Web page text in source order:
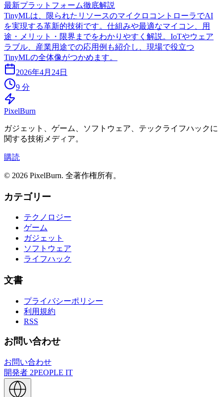
最新プラットフォーム徹底解説
TinyMLは、限られたリソースのマイクロコントローラでAI
を実現する革新的技術です。仕組みや最適なマイコン、用
途・メリット・限界までをわかりやすく解説。IoTやウェア
ラブル、産業用途での応用例も紹介し、現場で役立つ
TinyMLの全体像がつかめます。
2026年4月24日
9 分
PixelBurn
ガジェット、ゲーム、ソフトウェア、テックライフハックに
関する技術メディア。
購読
© 2026 PixelBurn. 全著作権所有。
カテゴリー
テクノロジー
ゲーム
ガジェット
ソフトウェア
ライフハック
文書
プライバシーポリシー
利用規約
RSS
お問い合わせ
お問い合わせ
開発者 2PEOPLE IT